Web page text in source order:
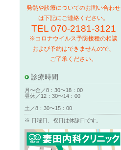
発熱や診療についてのお問い合わせ
は下記にご連絡ください。
TEL 070-2181-3121
※コロナウイルス予防接種の相談
および予約はできませんので、
ご了承ください。
診療時間
月〜金／8：30〜18：00
昼休／12：30〜14：00
土／8：30〜15：00
※ 日曜日、祝日は休診日です。